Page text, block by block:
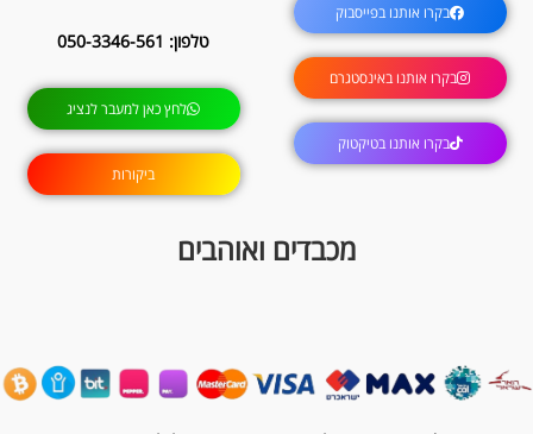
בקרו אותנו בפייסבוק
בקרו אותנו באינסטגרם
בקרו אותנו בטיקטוק
טלפון: 050-3346-561
לחץ כאן למעבר לנציג
ביקורות
מכבדים ואוהבים